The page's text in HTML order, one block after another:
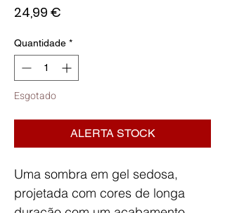
24,99 €
Quantidade *
Esgotado
ALERTA STOCK
Uma sombra em gel sedosa,
projetada com cores de longa